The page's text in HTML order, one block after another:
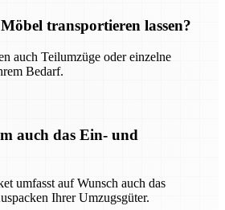
transportieren lassen?
auch Teilumzüge oder einzelne
Bedarf.
auch das Ein- und
umfasst auf Wunsch auch das
Ihrer Umzugsgüter.